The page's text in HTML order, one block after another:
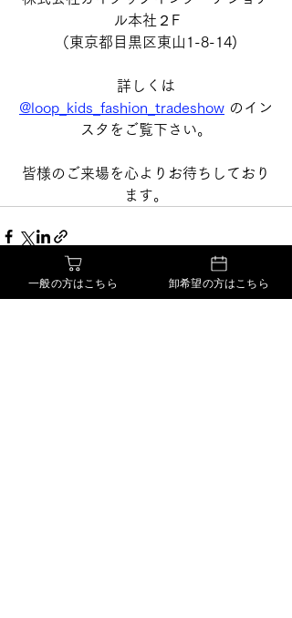
ル本社２F
（東京都目黒区東山1-8-14)
詳しくは
@loop_kids_fashion_tradeshow のイン
スタをご覧下さい。
皆様のご来場を心よりお待ちしており
ます。
すべて表示
一般の方はこちら 卸希望の方はこちら